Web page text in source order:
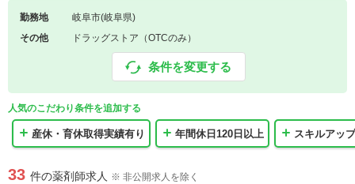
勤務地
岐阜市(岐阜県)
その他
ドラッグストア（OTCのみ）
条件を変更する
人気のこだわり条件を追加する
産休・育休取得実績有り 年間休日120日以上 スキルアップ
33 件の薬剤師求人 ※ 非公開求人を除く